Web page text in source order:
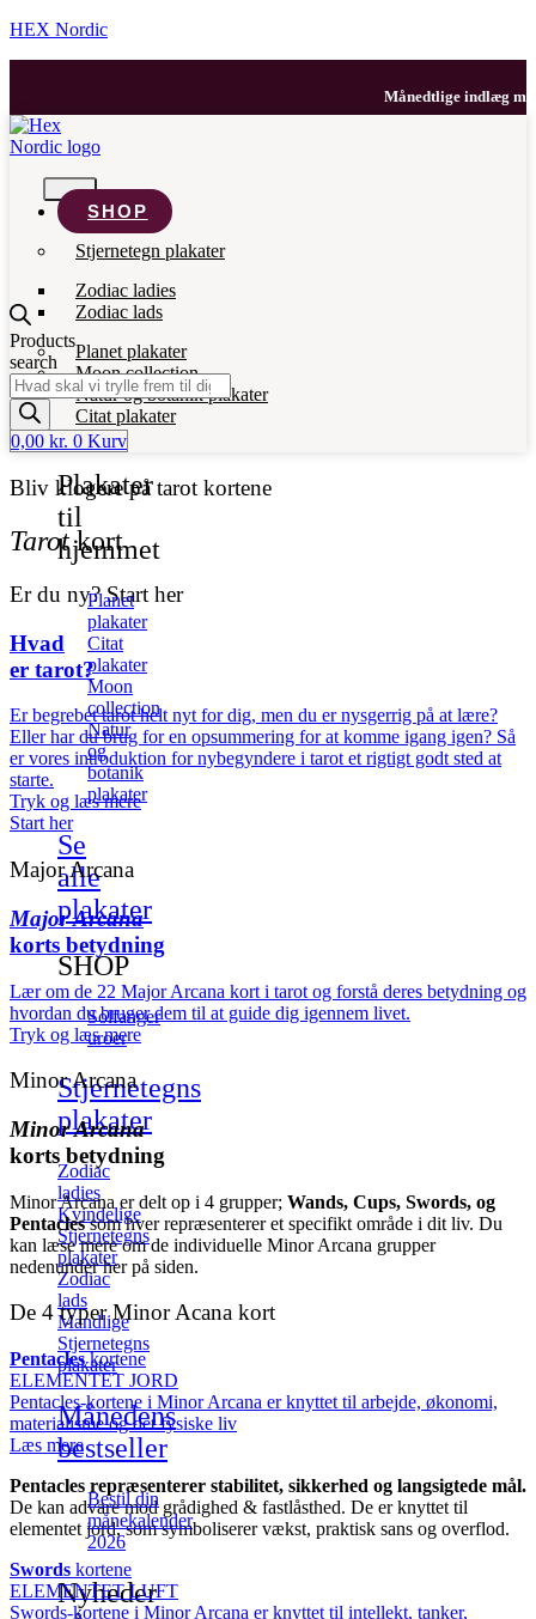
HEX Nordic
Månedtlige indlæg
SHOP
Stjernetegn plakater
Zodiac ladies
Zodiac lads
Planet plakater
Moon collection
Natur og botanik plakater
Citat plakater
Plakater
til
hjemmet
Planet
plakater
Citat
plakater
Moon
collection
Natur
og
botanik
plakater
Se
alle
plakater
SHOP
Solfanger
uroer
Stjernetegns
plakater
Zodiac
ladies
Kvindelige
Stjernetegns
plakater
Zodiac
lads
Mandlige
Stjernetegns
plakater
Månedens
bestseller
Bestil din
månekalender
2026
Nyheder
Products
search
0,00 kr. 0 Kurv
Bliv klogere på tarot kortene
Tarotkort
Er du ny? Start her
Hvad
er tarot?
Er begrebet tarot helt nyt for dig, men du er nysgerrig på at lære?
Eller har du brug for en opsummering for at komme igang igen? Så
er vores introduktion for nybegyndere i tarot et rigtigt godt sted at
starte.
Tryk og læs mere
Start her
Major Arcana
MajorArcana
korts betydning
Lær om de 22 Major Arcana kort i tarot og forstå deres betydning og
hvordan du bruger dem til at guide dig igennem livet.
Tryk og læs mere
Minor Arcana
MinorArcana
korts betydning
Minor Arcana er delt op i 4 grupper; Wands, Cups, Swords, og
Pentaclessom hver repræsenterer et specifikt område i dit liv. Du
kan læse mere om de individuelle Minor Arcana grupper
nedenunder her på siden.
De 4 typer Minor Acana kort
Pentacleskortene
ELEMENTET JORD
Pentacles-kortene i Minor Arcana er knyttet til arbejde, økonomi,
materialisme og det fysiske liv
Læs mere
Pentacles repræsenterer stabilitet, sikkerhed og langsigtede mål.
De kan advare mod grådighed & fastlåsthed. De er knyttet til
elementet jord, som symboliserer vækst, praktisk sans og overflod.
Swords kortene
ELEMENTET LUFT
Swords-kortene i Minor Arcana er knyttet til intellekt, tanker,